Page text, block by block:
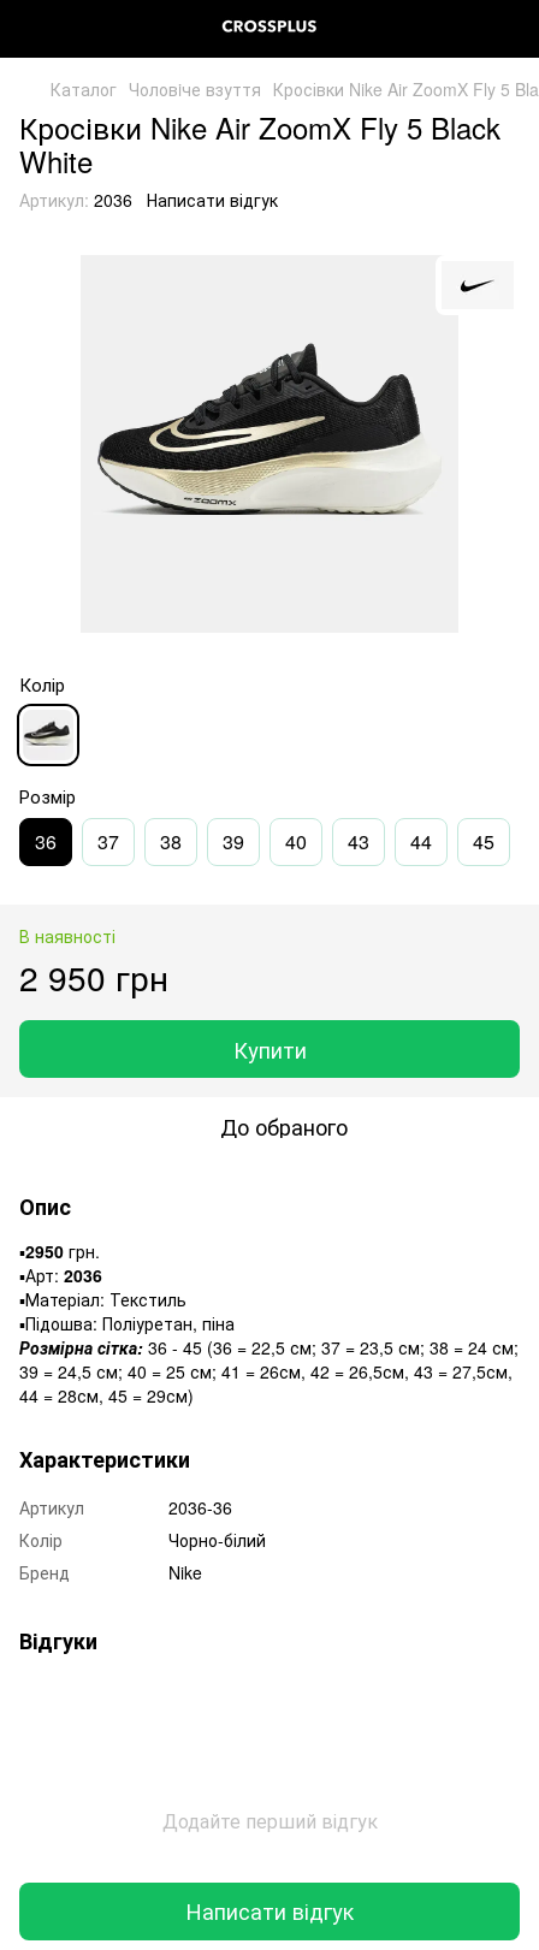
Каталог Чоловiче взуття Кросівки Nike Air ZoomX Fly 5
Кросівки Nike Air ZoomX Fly 5 Black
White
Артикул: 2036 Написати відгук
Колір
Розмір
36 37 38 39 40 43 44 45
В наявності
2 950 грн
Купити
До обраного
Опис
▪️2950 грн.
▪️Арт: 2036
▪️Матеріал: Текстиль
▪️Підошва: Поліуретан, піна
Розмірна сітка: 36 - 45 (36 = 22,5 см; 37 = 23,5 см; 38 = 24 см;
39 = 24,5 см; 40 = 25 см; 41 = 26см, 42 = 26,5см, 43 = 27,5см,
44 = 28см, 45 = 29см)
Характеристики
Артикул
2036-36
Колір
Чорно-білий
Бренд
Nike
Відгуки
Додайте перший відгук
Написати відгук